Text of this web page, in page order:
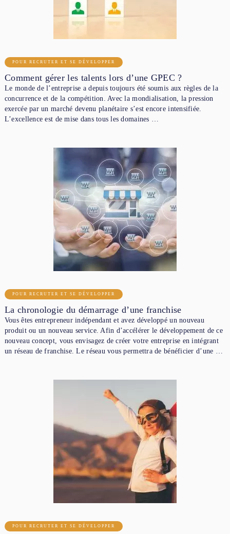
POUR RECRUTER ET SE DÉVELOPPER
Comment gérer les talents lors d’une GPEC ?
Le monde de l’entreprise a depuis toujours été soumis aux règles de la
concurrence et de la compétition. Avec la mondialisation, la pression
exercée par un marché devenu planétaire s’est encore intensifiée.
L’excellence est de mise dans tous les domaines …
POUR RECRUTER ET SE DÉVELOPPER
La chronologie du démarrage d’une franchise
Vous êtes entrepreneur indépendant et avez développé un nouveau
produit ou un nouveau service. Afin d’accélérer le développement de ce
nouveau concept, vous envisagez de créer votre entreprise en intégrant
un réseau de franchise. Le réseau vous permettra de bénéficier d’une …
POUR RECRUTER ET SE DÉVELOPPER